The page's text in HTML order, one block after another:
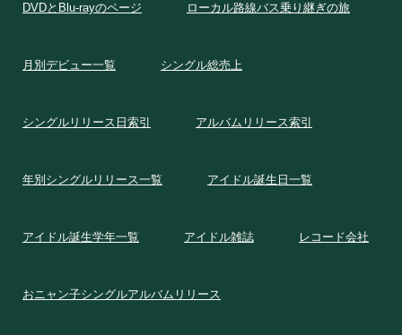
DVDとBlu-rayのページ ローカル路線バス乗り継ぎの旅
月別デビュー一覧 シングル総売上
シングルリリース日索引 アルバムリリース索引
年別シングルリリース一覧 アイドル誕生日一覧
アイドル誕生学年一覧 アイドル雑誌 レコード会社
おニャン子シングルアルバムリリース